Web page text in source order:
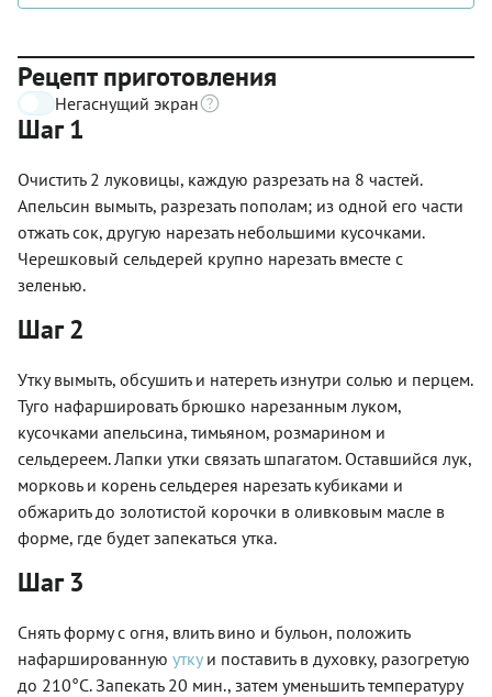
Рецепт приготовления
Негаснущий экран
Шаг 1
Очистить 2 луковицы, каждую разрезать на 8 частей.
Апельсин вымыть, разрезать пополам; из одной его части
отжать сок, другую нарезать небольшими кусочками.
Черешковый сельдерей крупно нарезать вместе с
зеленью.
Шаг 2
Утку вымыть, обсушить и натереть изнутри солью и перцем.
Туго нафаршировать брюшко нарезанным луком,
кусочками апельсина, тимьяном, розмарином и
сельдереем. Лапки утки связать шпагатом. Оставшийся лук,
морковь и корень сельдерея нарезать кубиками и
обжарить до золотистой корочки в оливковым масле в
форме, где будет запекаться утка.
Шаг 3
Снять форму с огня, влить вино и бульон, положить
нафаршированную утку и поставить в духовку, разогретую
до 210°С. Запекать 20 мин., затем уменьшить температуру